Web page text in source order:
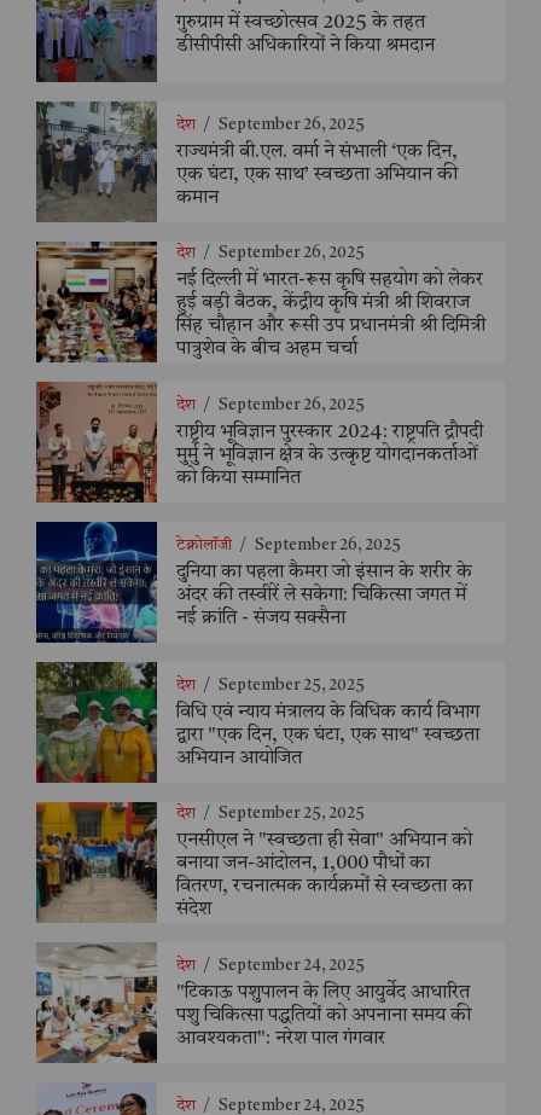
गुरुग्राम में स्वच्छोत्सव 2025 के तहत
डीसीपीसी अधिकारियों ने किया श्रमदान
देश / September 26, 2025
राज्यमंत्री बी.एल. वर्मा ने संभाली ‘एक दिन,
एक घंटा, एक साथ’ स्वच्छता अभियान की
कमान
देश / September 26, 2025
नई दिल्ली में भारत-रूस कृषि सहयोग को लेकर
हुई बड़ी बैठक, केंद्रीय कृषि मंत्री श्री शिवराज
सिंह चौहान और रूसी उप प्रधानमंत्री श्री दिमित्री
पात्रुशेव के बीच अहम चर्चा
देश / September 26, 2025
राष्ट्रीय भूविज्ञान पुरस्कार 2024: राष्ट्रपति द्रौपदी
मुर्मु ने भूविज्ञान क्षेत्र के उत्कृष्ट योगदानकर्ताओं
को किया सम्मानित
टेक्नोलॉजी / September 26, 2025
दुनिया का पहला कैमरा जो इंसान के शरीर के
अंदर की तस्वीरें ले सकेगा: चिकित्सा जगत में
नई क्रांति - संजय सक्सैना
देश / September 25, 2025
विधि एवं न्याय मंत्रालय के विधिक कार्य विभाग
द्वारा "एक दिन, एक घंटा, एक साथ" स्वच्छता
अभियान आयोजित
देश / September 25, 2025
एनसीएल ने "स्वच्छता ही सेवा" अभियान को
बनाया जन-आंदोलन, 1,000 पौधों का
वितरण, रचनात्मक कार्यक्रमों से स्वच्छता का
संदेश
देश / September 24, 2025
"टिकाऊ पशुपालन के लिए आयुर्वेद आधारित
पशु चिकित्सा पद्धतियों को अपनाना समय की
आवश्यकता": नरेश पाल गंगवार
देश / September 24, 2025